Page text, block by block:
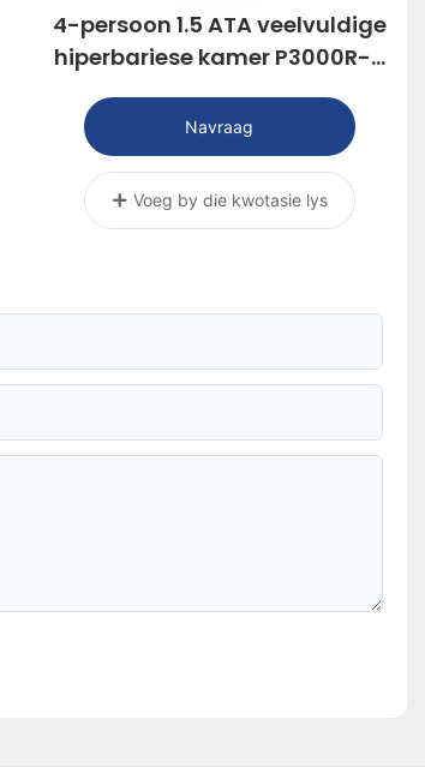
4-persoon 1.5 ATA veelvuldige
hiperbariese kamer P3000R-4
Navraag
Voeg by die kwotasie lys